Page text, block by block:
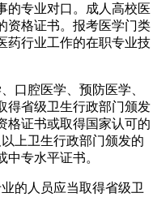
的专业对口。成人高校医
资格证书。报考医学门类
药行业工作的在职专业技
腔医学、预防医学、
得省级卫生行政部门颁发
格证书或取得国家认可的
上卫生行政部门颁发的
专水平证书。
的人员应当取得省级卫